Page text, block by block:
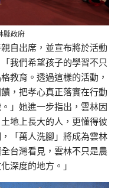
縣政府
自出席，並宣布將於活動
我們希望孩子的學習不只
教育。透過這樣的活動，
，把孝心真正落實在行動
」她進一步指出，雲林因
地上長大的人，更懂得彼
「萬人洗腳」將成為雲林
台灣看見，雲林不只是農
深度的地方。」